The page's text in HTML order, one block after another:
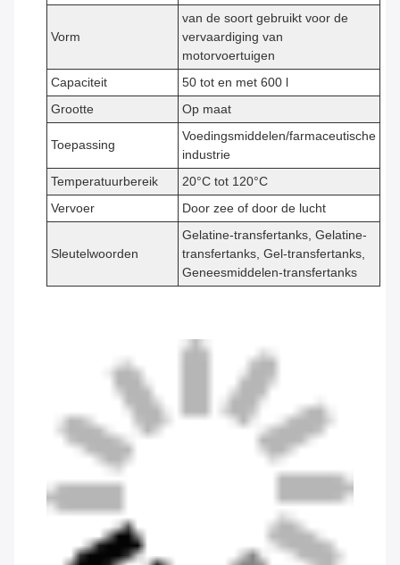
Vorm
van de soort gebruikt voor de
vervaardiging van
motorvoertuigen
Capaciteit
50 tot en met 600 l
Grootte
Op maat
Toepassing
Voedingsmiddelen/farmaceutische
industrie
Temperatuurbereik
20°C tot 120°C
Vervoer
Door zee of door de lucht
Sleutelwoorden
Gelatine-transfertanks, Gelatine-
transfertanks, Gel-transfertanks,
Geneesmiddelen-transfertanks